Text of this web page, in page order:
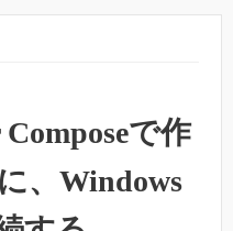
で作
、Windows